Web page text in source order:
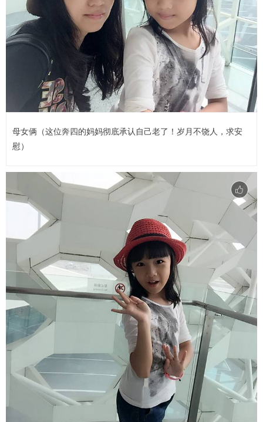
母女俩（这位奔四的妈妈彻底承认自己老了！岁月不饶人，求安
慰）